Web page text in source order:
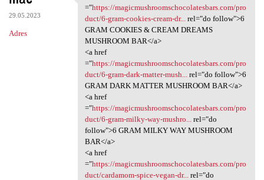
o
m
e
29.05.2023
Adres
<a href ="https:/
="https://magicmushroomschocolatesbars.com/pro
duct/6-gram-cookies-cream-dr...
rel="do follow">6
GRAM COOKIES & CREAM DREAMS
MUSHROOM BAR</a>
<a href
="https://magicmushroomschocolatesbars.com/pro
duct/6-gram-dark-matter-mush...
rel="do follow">6
GRAM DARK MATTER MUSHROOM BAR</a>
<a href
="https://magicmushroomschocolatesbars.com/pro
duct/6-gram-milky-way-mushro...
rel="do
follow">6 GRAM MILKY WAY MUSHROOM
BAR</a>
<a href
="https://magicmushroomschocolatesbars.com/pro
duct/cardamom-spice-vegan-dr...
rel="do